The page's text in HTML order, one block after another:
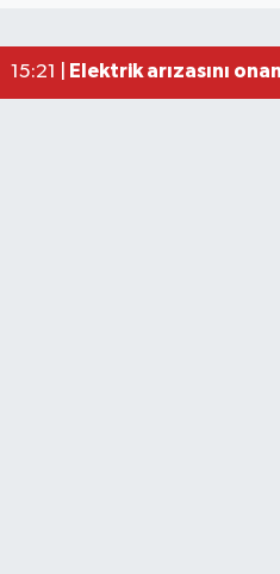
15:21 | Elektrik arızasını